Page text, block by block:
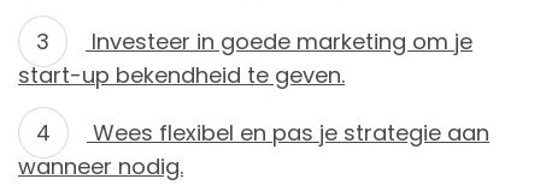
Investeer in goede marketing om je
start-up bekendheid te geven.
Wees flexibel en pas je strategie aan
wanneer nodig.